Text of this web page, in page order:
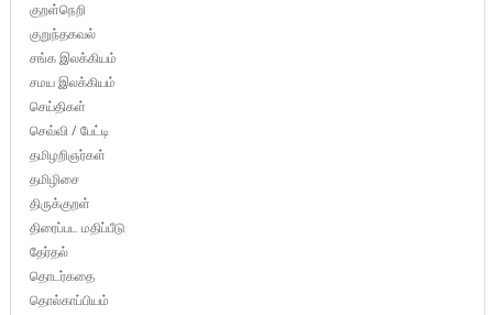
குறள்நெறி
குறுந்தகவல்
சங்க இலக்கியம்
சமய இலக்கியம்
செய்திகள்
செவ்வி / பேட்டி
தமிழறிஞர்கள்
தமிழிசை
திருக்குறள்
திரைப்பட மதிப்பீடு
தேர்தல்
தொடர்கதை
தொல்காப்பியம்